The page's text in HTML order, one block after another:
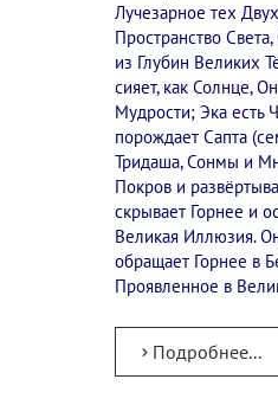
Лучезарное тех
Пространство
из Глубин Великих
сияет, как Солнце,
Мудрости; Эка есть
порождает Сапта
Тридаша, Сонмы и
Покров и
скрывает Горнее и
Великая Иллюзия.
обращает Горнее в
Проявленное в
Подробнее...